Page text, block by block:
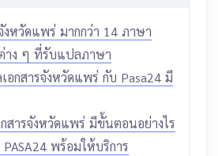
งหวัดแพร่ มากกว่า 14 ภาษา
าง ๆ ที่รับแปลภาษา
อกสารจังหวัดแพร่ กับ Pasa24 มี
สารจังหวัดแพร่ มีขั้นตอนอย่างไร
พร้อมให้บริการ